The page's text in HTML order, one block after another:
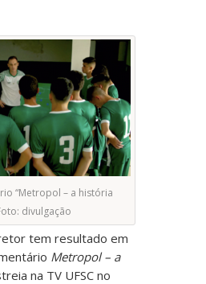
“Metropol – a história
divulgação
tem resultado em
Metropol – a
na TV UFSC no